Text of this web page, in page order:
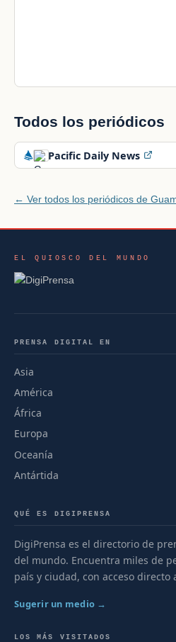
Todos los periódicos
Pacific Daily News
← Ver todos los periódicos de
EL QUIOSCO DEL MUNDO
PRENSA DIGITAL EN
Asia
América
África
Europa
Oceanía
Antártida
QUÉ ES DIGIPRENSA
DigiPrensa es el directorio de
del mundo. Encuentra miles de
país y ciudad, con acceso directo
Sugerir un medio →
LOS MÁS VISITADOS